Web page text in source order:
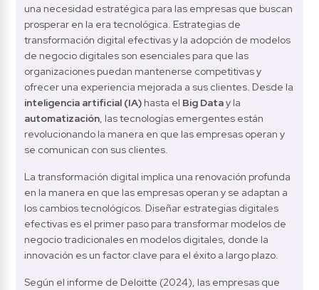
una necesidad estratégica para las empresas que buscan
prosperar en la era tecnológica. Estrategias de
transformación digital efectivas y la adopción de modelos
de negocio digitales son esenciales para que las
organizaciones puedan mantenerse competitivas y
ofrecer una experiencia mejorada a sus clientes. Desde la
inteligencia artificial (IA) hasta el Big Data
automatización, las tecnologías emergentes están
revolucionando la manera en que las empresas operan y
se comunican con sus clientes.
La transformación digital implica una renovación profunda
en la manera en que las empresas operan y se adaptan a
los cambios tecnológicos. Diseñar estrategias digitales
efectivas es el primer paso para transformar modelos de
negocio tradicionales en modelos digitales, donde la
innovación es un factor clave para el éxito a largo plazo.
Según el informe de Deloitte (2024), las empresas que